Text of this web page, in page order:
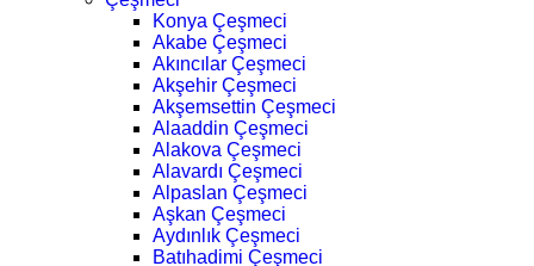
Konya Çeşmeci
Akabe Çeşmeci
Akıncılar Çeşmeci
Akşehir Çeşmeci
Akşemsettin Çeşmeci
Alaaddin Çeşmeci
Alakova Çeşmeci
Alavardı Çeşmeci
Alpaslan Çeşmeci
Aşkan Çeşmeci
Aydınlık Çeşmeci
Batıhadimi Çeşmeci